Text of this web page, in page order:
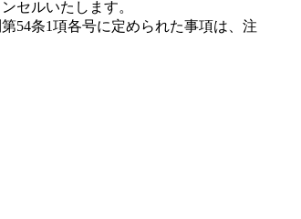
セルいたします。
54条1項各号に定められた事項は、注